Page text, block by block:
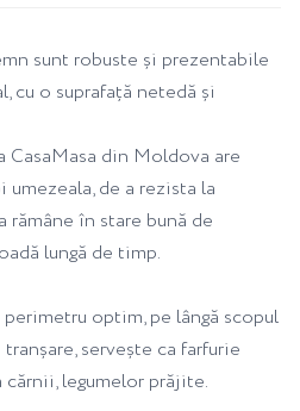
sunt robuste și prezentabile
cu o suprafață netedă și
CasaMasa din Moldova are
de a rezista la
în stare bună de
lungă de timp.
optim, pe lângă scopul
servește ca farfurie
legumelor prăjite.